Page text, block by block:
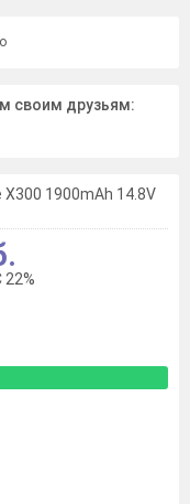
своим друзьям:
X300 1900mAh 14.8V